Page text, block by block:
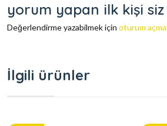
yorum yapan ilk kişi
Değerlendirme yazabilmek için oturum
İlgili ürünler